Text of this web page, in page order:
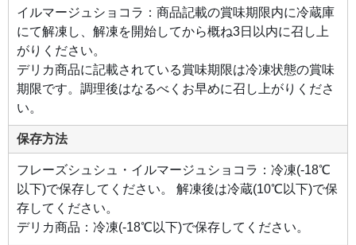
ビー
フハ
ンバ
ーグ
北海
道十
勝産
の
「豊
西
牛」
は、
余分
な脂
少な
く赤
身の
旨味
を存
分に
堪能
イルマージュショコラ：商品記載の賞味期限内に冷蔵庫
にて解凍し、解凍を開始してから概ね3日以内に召し上
がりください。
デリカ商品に記載されている賞味期限は冷凍状態の賞味
期限です。調理後はなるべくお早めに召し上がりくださ
い。
保存方法
フレーズシュシュ・イルマージュショコラ：冷凍(-18℃
以下)で保存してください。 解凍後は冷蔵(10℃以下)で保
存してください。
デリカ商品：冷凍(-18℃以下)で保存してください。